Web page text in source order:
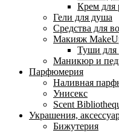
Крем для
Гели для душа
Средства для
Макияж
Туши для
Маникюр и
Парфюмерия
Наливная
Унисекс
Scent
Украшения,
Бижутерия